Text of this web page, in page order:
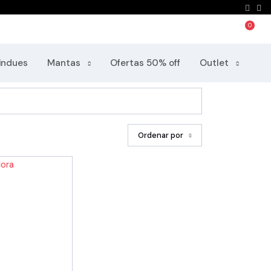
Mantas Ofertas 50% off Outlet
Ordenar por